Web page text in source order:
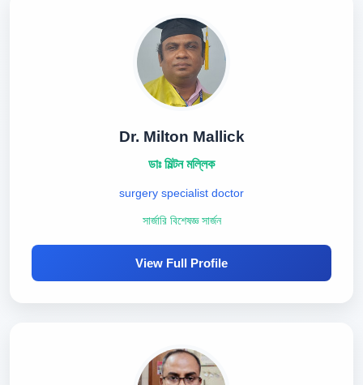
Dr. Milton Mallick
ডাঃ মিল্টন মল্লিক
surgery specialist doctor
সার্জারি বিশেষজ্ঞ সার্জন
View Full Profile